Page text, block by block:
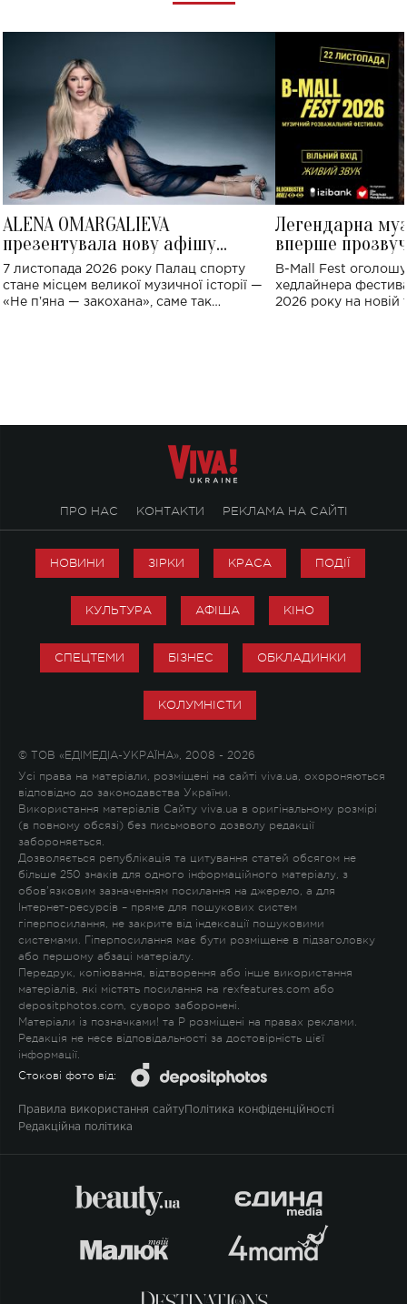
ALENA OMARGALIEVA
презентувала нову афішу
великого концерту в Палаці
спорту
7 листопада 2026 року Палац спорту
стане місцем великої музичної історії —
«Не пʼяна — закохана», саме так
Легендарна
вперше
Україні: де
B-Mall Fest
хедлайнера
2026 року на новій
ПРО НАС КОНТАКТИ РЕКЛАМА НА САЙТІ
НОВИНИ ЗІРКИ КРАСА ПОДІЇ
КУЛЬТУРА АФІША КІНО
СПЕЦТЕМИ БІЗНЕС ОБКЛАДИНКИ
КОЛУМНІСТИ
© ТОВ «ЕДІМЕДІА-УКРАЇНА», 2008 - 2026
Усі права на матеріали, розміщені на сайті viva.ua, охороняються
відповідно до законодавства України.
Використання матеріалів Сайту viva.ua в оригінальному розмірі
(в повному обсязі) без письмового дозволу редакції
забороняється.
Дозволяється републікація та цитування статей обсягом не
більше 250 знаків для одного інформаційного матеріалу, з
обов'язковим зазначенням посилання на джерело, а для
Інтернет-ресурсів – пряме для пошукових систем
гіперпосилання, не закрите від індексації пошуковими
системами. Гіперпосилання має бути розміщене в підзаголовку
або першому абзаці матеріалу.
Передрук, копіювання, відтворення або інше використання
матеріалів, які містять посилання на rexfeatures.com або
depositphotos.com, суворо заборонені.
Матеріали із позначками! та P розміщені на правах реклами.
Редакція не несе відповідальності за достовірність цієї
інформації.
Стокові фото від:
Правила використання сайту Політика конфіденційності
Редакційна політика